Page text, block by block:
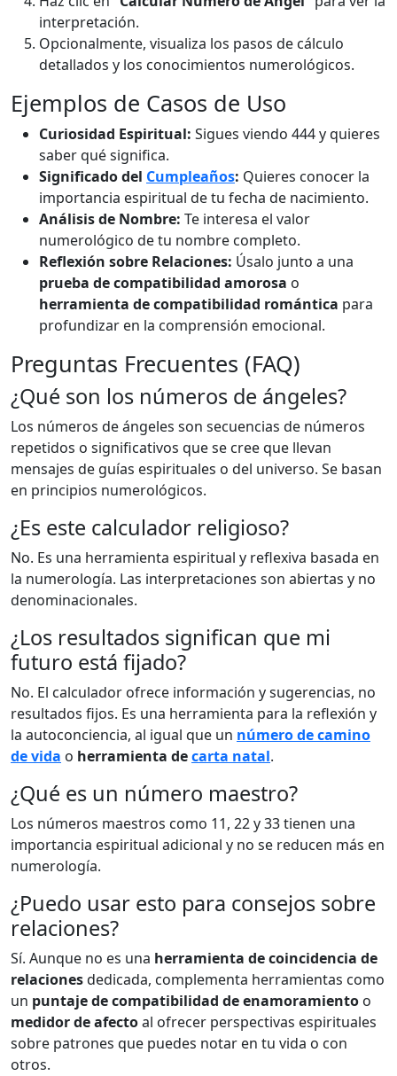
interpretación.
Opcionalmente, visualiza los pasos de cálculo
detallados y los conocimientos numerológicos.
Ejemplos de Casos de Uso
Curiosidad Espiritual: Sigues viendo 444 y quieres
saber qué significa.
Significado del Cumpleaños: Quieres conocer la
importancia espiritual de tu fecha de nacimiento.
Análisis de Nombre: Te interesa el valor
numerológico de tu nombre completo.
Reflexión sobre Relaciones: Úsalo junto a una
prueba de compatibilidad amorosa o
herramienta de compatibilidad romántica para
profundizar en la comprensión emocional.
Preguntas Frecuentes (FAQ)
¿Qué son los números de ángeles?
Los números de ángeles son secuencias de números
repetidos o significativos que se cree que llevan
mensajes de guías espirituales o del universo. Se basan
en principios numerológicos.
¿Es este calculador religioso?
No. Es una herramienta espiritual y reflexiva basada en
la numerología. Las interpretaciones son abiertas y no
denominacionales.
¿Los resultados significan que mi
futuro está fijado?
No. El calculador ofrece información y sugerencias, no
resultados fijos. Es una herramienta para la reflexión y
la autoconciencia, al igual que un número de camino
de vida o herramienta decarta natal.
¿Qué es un número maestro?
Los números maestros como 11, 22 y 33 tienen una
importancia espiritual adicional y no se reducen más en
numerología.
¿Puedo usar esto para consejos sobre
relaciones?
Sí. Aunque no es una herramienta de coincidencia de
relacionesdedicada, complementa herramientas como
un puntaje de compatibilidad de enamoramiento o
medidor de afectoal ofrecer perspectivas espirituales
sobre patrones que puedes notar en tu vida o con
otros.